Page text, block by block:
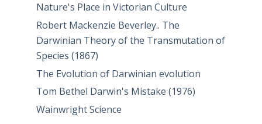
Nature's Place in Victorian Culture
Robert Mackenzie Beverley.. The
Darwinian Theory of the Transmutation of
Species (1867)
The Evolution of Darwinian evolution
Tom Bethel Darwin's Mistake (1976)
Wainwright Science